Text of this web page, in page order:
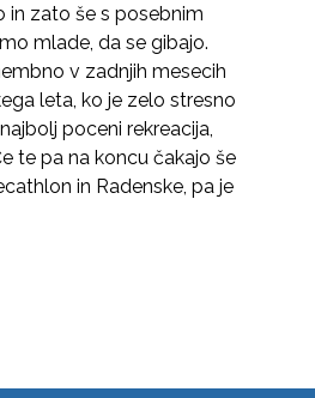
in zato še s posebnim
mlade, da se gibajo.
v zadnjih mesecih
leta, ko je zelo stresno
poceni rekreacija,
te pa na koncu čakajo še
in Radenske, pa je